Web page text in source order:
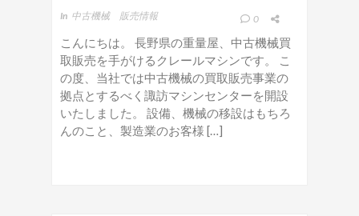
In 中古機械 販売情報 0
こんにちは。 長野県の重量屋、中古機械買
取販売を手がけるクレールマシンです。 こ
の度、当社では中古機械の買取販売事業の
拠点とするべく諏訪マシンセンターを開設
いたしました。 設備、機械の移設はもちろ
んのこと、製造業のお客様 […]